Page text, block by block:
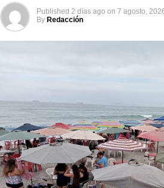
Published 2 días ago on 7 agosto,
By Redacción